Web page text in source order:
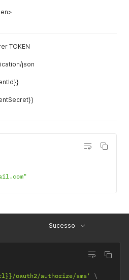
efetuar
ações em
PagSeguro
TOKEN
json
Sucesso
oauth2/authorize/sms'